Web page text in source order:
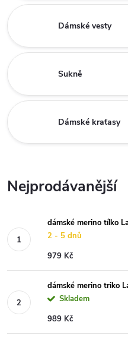
Dámské vesty
Sukně
Dámské kraťasy
Nejprodávanější
dámské merino tílko
2 - 5 dnů
979 Kč
dámské merino triko
Skladem
989 Kč